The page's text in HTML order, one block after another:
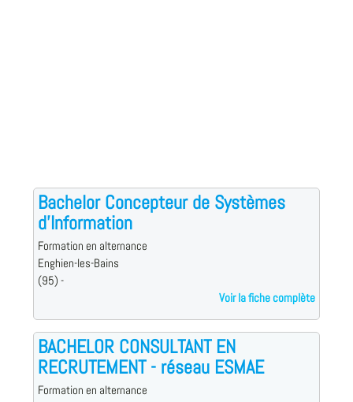
Bachelor Concepteur de Systèmes
d'Information
Formation en alternance
Enghien-les-Bains
(95) -
Voir la fiche complète
BACHELOR CONSULTANT EN
RECRUTEMENT - réseau ESMAE
Formation en alternance